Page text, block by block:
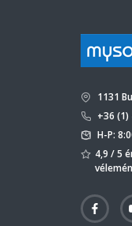
1131
+36 (1)
H-P:
4,9 / 5